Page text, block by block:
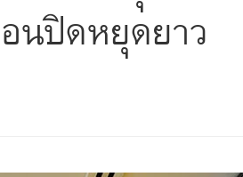
นปิดหยุดยาว